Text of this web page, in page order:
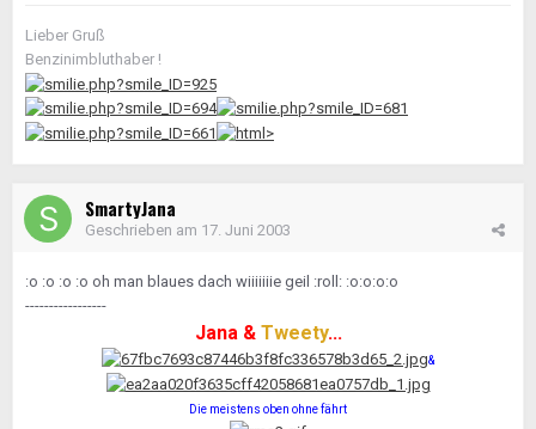
Lieber Gruß
Benzinimbluthaber !
SmartyJana
Geschrieben am 17. Juni 2003
:o :o :o :o oh man blaues dach wiiiiiiie geil :roll: :o:o:o:o
-----------------
Jana & Tweety...
&
Die meistens oben ohne fährt